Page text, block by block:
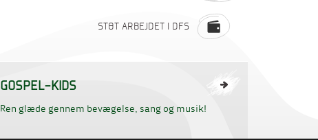
STØT ARBEJDET I DFS
GOSPEL-KIDS
Ren glæde gennem bevægelse, sang og musik!